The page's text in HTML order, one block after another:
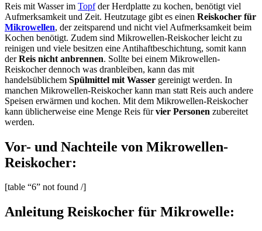
Reis mit Wasser im Topfder Herdplatte zu kochen, benötigt viel
Aufmerksamkeit und Zeit. Heutzutage gibt es einen Reiskocher für
Mikrowellen, der zeitsparend und nicht viel Aufmerksamkeit beim
Kochen benötigt. Zudem sind Mikrowellen-Reiskocher leicht zu
reinigen und viele besitzen eine Antihaftbeschichtung, somit kann
derReis nicht anbrennen. Sollte bei einem Mikrowellen-
Reiskocher dennoch was dranbleiben, kann das mit
handelsüblichem Spülmittel mit Wasser gereinigt werden. In
manchen Mikrowellen-Reiskocher kann man statt Reis auch andere
Speisen erwärmen und kochen. Mit dem Mikrowellen-Reiskocher
kann üblicherweise eine Menge Reis fürvier Personen zubereitet
werden.
Vor- und Nachteile von Mikrowellen-
Reiskocher:
[table “6” not found /]
Anleitung Reiskocher für Mikrowelle: